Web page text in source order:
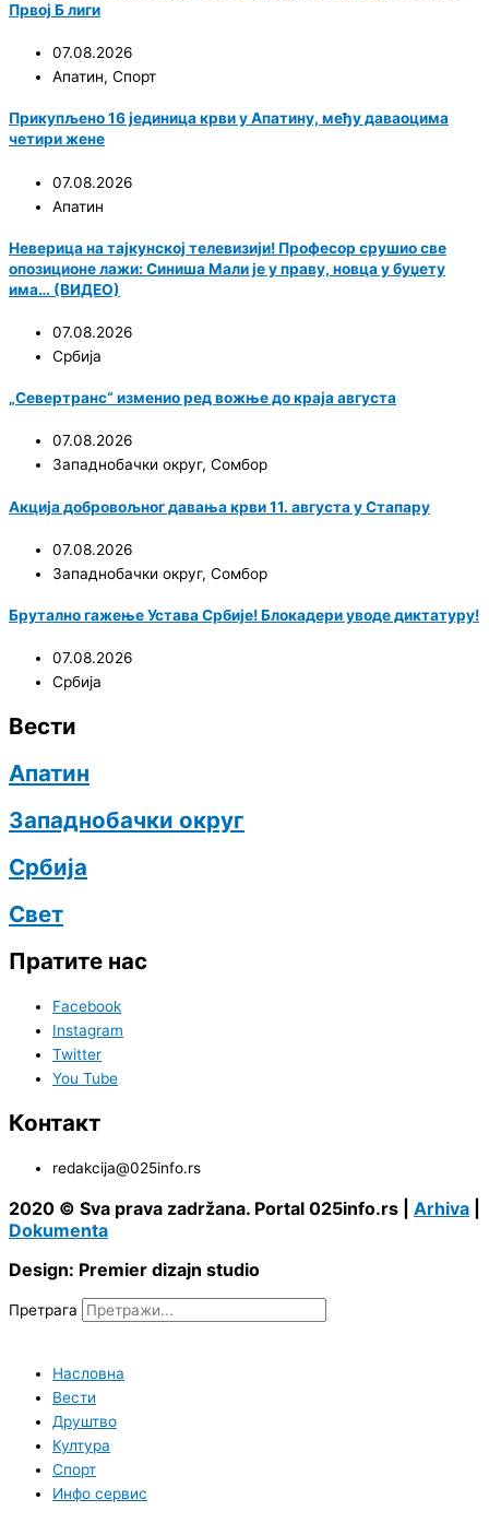
Првој Б лиги
07.08.2026
Апатин, Спорт
Прикупљено 16 јединица крви у Апатину, међу даваоцима
четири жене
07.08.2026
Апатин
Неверица на тајкунској телевизији! Професор срушио све
опозиционе лажи: Синиша Мали је у праву, новца у буџету
има… (ВИДЕО)
07.08.2026
Србија
„Севертранс“ изменио ред вожње до краја августа
07.08.2026
Западнобачки округ, Сомбор
Акција добровољног давања крви 11. августа у Стапару
07.08.2026
Западнобачки округ, Сомбор
Брутално гажење Устава Србије! Блокадери уводе диктатуру!
07.08.2026
Србија
Вести
Апатин
Западнобачки округ
Србија
Свет
Пратите нас
Facebook
Instagram
Twitter
You Tube
Контакт
redakcija@025info.rs
2020 © Sva prava zadržana. Portal 025info.rs | Arhiva
Dokumenta
Design: Premier dizajn studio
Претрага
Насловна
Вести
Друштво
Култура
Спорт
Инфо сервис